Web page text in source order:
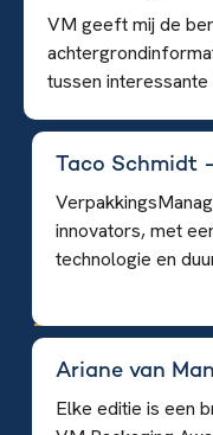
VM geeft mij de
tussen
Taco Schmidt
innovators, met
technologie en
Ariane van
Elke editie is een